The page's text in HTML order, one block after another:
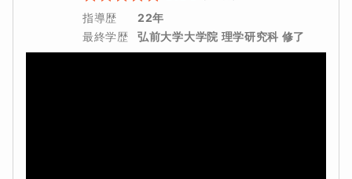
指導歴
22年
最終学歴
弘前大学大学院 理学研究科 修了